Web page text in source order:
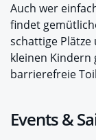
Auch wer
findet
schattige
kleinen Kindern
barrierefreie
Events &